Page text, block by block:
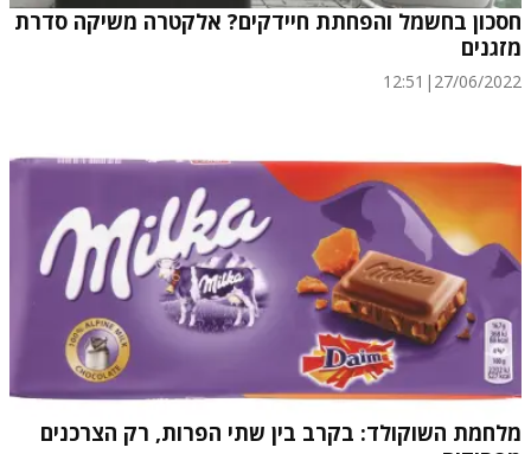
חסכון בחשמל והפחתת חיידקים? אלקטרה משיקה סדרת
מזגנים
27/06/2022
|
12:51
מלחמת השוקולד: בקרב בין שתי הפרות, רק הצרכנים